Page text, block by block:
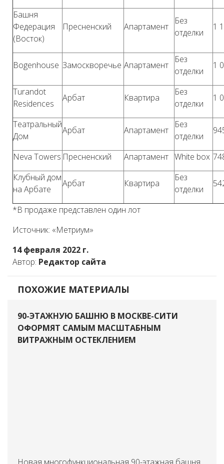
Башня
Федерация
(Восток)
Пресненский Апартамент
Без
отделки
1
Bogenhouse Замоскворечье Апартамент
Без
отделки
1
Turandot
Residences
Арбат Квартира
Без
отделки
1
Театральный
Дом
Арбат Апартамент
Без
отделки
Neva Towers Пресненский Апартамент White box
Клубный дом
на Арбате
Арбат Квартира
Без
отделки
*В продаже представлен один лот
Источник: «Метриум»
14 февраля 2022 г.
Автор: Редактор сайта
ПОХОЖИЕ МАТЕРИАЛЫ
90-ЭТАЖНУЮ БАШНЮ В МОСКВЕ-СИТИ
ОФОРМЯТ САМЫМ МАСШТАБНЫМ
ВИТРАЖНЫМ ОСТЕКЛЕНИЕМ